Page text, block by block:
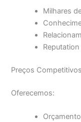
Milhares
Preços Competitivos
Oferecemos: